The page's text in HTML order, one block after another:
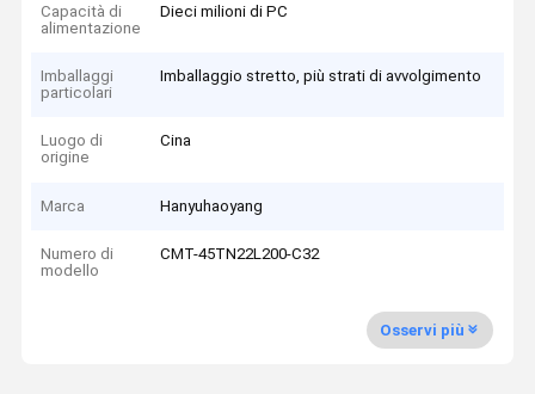
Capacità di
alimentazione
Dieci milioni di PC
Imballaggi
particolari
Imballaggio stretto, più strati di avvolgimento
Luogo di
origine
Cina
Marca Hanyuhaoyang
Numero di
modello
CMT-45TN22L200-C32
Osservi più